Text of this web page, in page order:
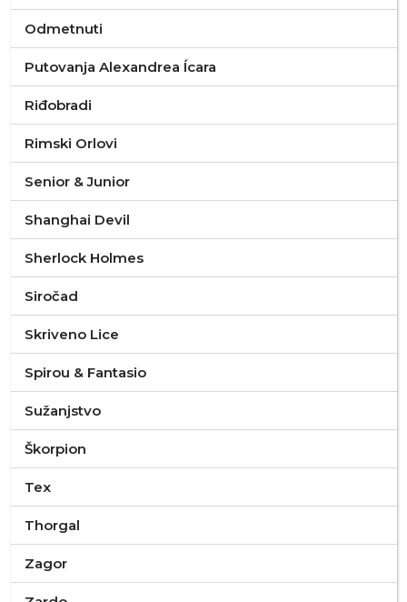
Odmetnuti
Putovanja Alexandrea Ícara
Riđobradi
Rimski Orlovi
Senior & Junior
Shanghai Devil
Sherlock Holmes
Siročad
Skriveno Lice
Spirou & Fantasio
Sužanjstvo
Škorpion
Tex
Thorgal
Zagor